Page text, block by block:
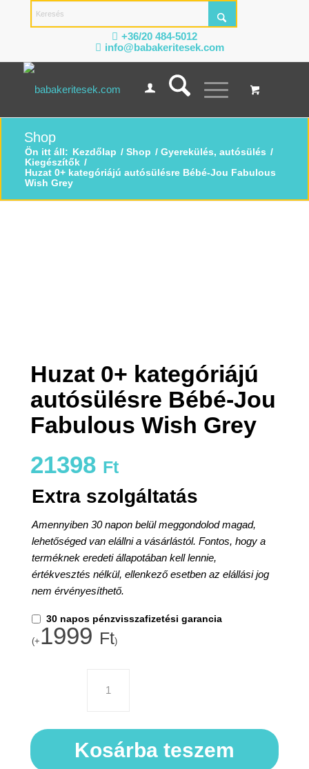
+36/20 484-5012
info@babakeritesek.com
Shop
Ön itt áll: Kezdőlap / Shop / Gyerekülés, autósülés /
Kiegészítők /
Huzat 0+ kategóriájú autósülésre Bébé-Jou Fabulous
Wish Grey
Huzat 0+ kategóriájú
autósülésre Bébé-Jou
Fabulous Wish Grey
21398 Ft
Extra szolgáltatás
Amennyiben 30 napon belül meggondolod magad,
lehetőséged van elállni a vásárlástól. Fontos, hogy a
terméknek eredeti állapotában kell lennie,
értékvesztés nélkül, ellenkező esetben az elállási jog
nem érvényesíthető.
30 napos pénzvisszafizetési garancia
(+ 1999 Ft)
Kosárba teszem